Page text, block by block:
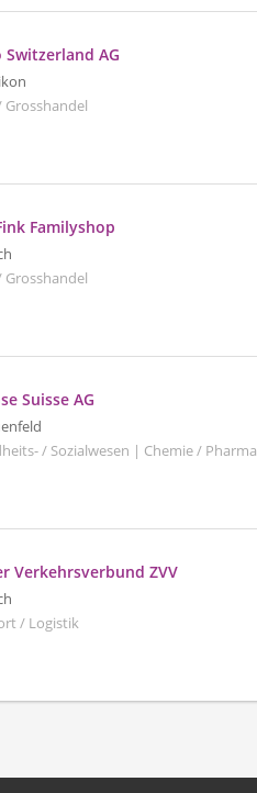
Switzerland AG
Grosshandel
Familyshop
Grosshandel
Suisse AG
/ Sozialwesen | Chemie / Pharma
Verkehrsverbund ZVV
/ Logistik